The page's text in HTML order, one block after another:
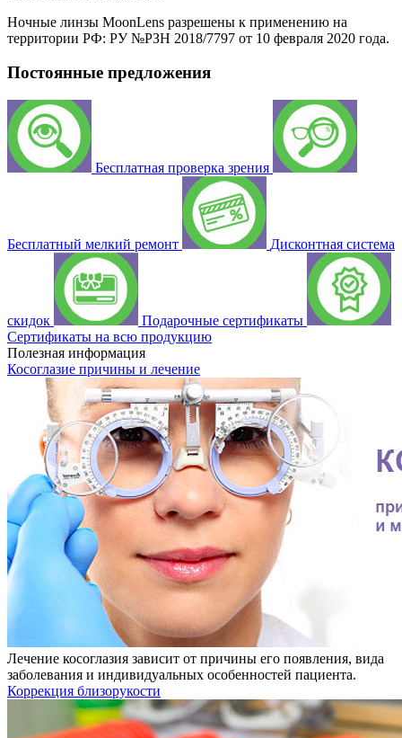
Ночные линзы MoonLens разрешены к применению на
территории РФ: РУ №РЗН 2018/7797 от 10 февраля 2020 года.
Постоянные предложения
Бесплатная проверка зрения
Бесплатный мелкий ремонт Дисконтная система
скидок
Подарочные сертификаты
Сертификаты на всю продукцию
Полезная информация
Косоглазие причины и лечение
Лечение косоглазия зависит от причины его появления, вида
заболевания и индивидуальных особенностей пациента.
Коррекция близорукости